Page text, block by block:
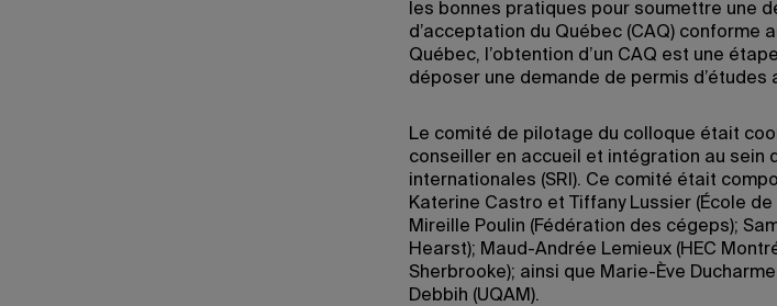
les bonnes pratiques pour soumettre une
d’acceptation du Québec (CAQ) conforme
Québec, l’obtention d’un CAQ est une
déposer une demande de permis d’études
Le comité de pilotage du colloque était
conseiller en accueil et intégration au sein
internationales (SRI). Ce comité était
Katerine Castro et Tiffany Lussier (École
Mireille Poulin (Fédération des cégeps);
Hearst); Maud-Andrée Lemieux (HEC
Sherbrooke); ainsi que Marie-Ève
Debbih (UQAM).